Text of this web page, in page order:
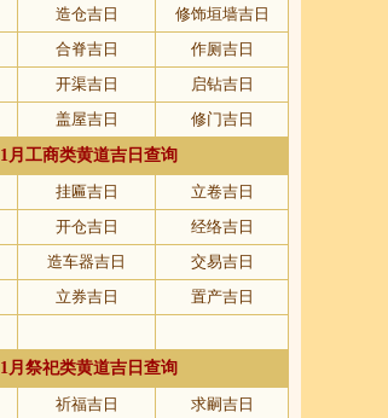
造仓吉日
修饰垣墙吉日
合脊吉日
作厕吉日
开渠吉日
启钻吉日
盖屋吉日
修门吉日
1月工商类黄道吉日查询
挂匾吉日
立卷吉日
开仓吉日
经络吉日
造车器吉日
交易吉日
立券吉日
置产吉日
1月祭祀类黄道吉日查询
祈福吉日
求嗣吉日